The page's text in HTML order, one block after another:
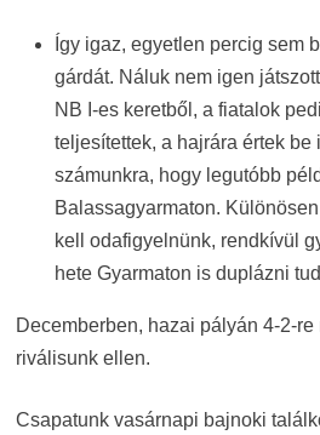
Így igaz, egyetlen percig sem
gárdát. Náluk nem igen
NB I-es keretből, a fiatalok
teljesítettek, a hajrára értek
számunkra, hogy legutóbb
Balassagyarmaton.
kell odafigyelnünk, rendkívül
hete Gyarmaton is duplázni
Decemberben, hazai pályán 4-2-re
riválisunk ellen.
Csapatunk vasárnapi bajnoki